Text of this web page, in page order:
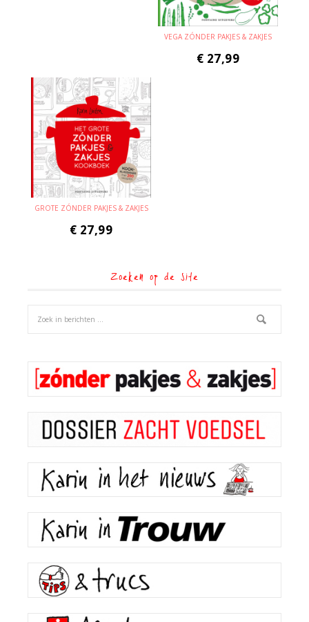
VEGA ZÓNDER PAKJES & ZAKJES
€ 27,99
GROTE ZÓNDER PAKJES & ZAKJES
€ 27,99
Zoeken op de site